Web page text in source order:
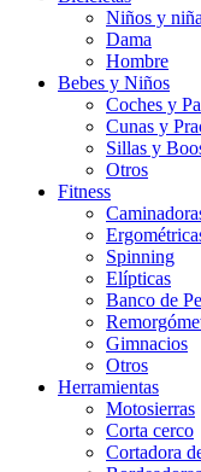
Niños y
Dama
Hombre
Bebes y Niños
Coches y
Cunas y
Sillas y
Otros
Fitness
Spinning
Elípticas
Banco de
Gimnacios
Otros
Herramientas
Motosierras
Corta cerco
Cortadora